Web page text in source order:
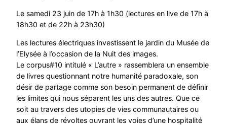
Le samedi 23 juin de 17h à 1h30 (lectures en live de 17h à
18h30 et de 22h à 23h30)
Les lectures électriques investissent le jardin du Musée de
l’Elysée à l’occasion de la Nuit des images.
Le corpus#10 intitulé « L’autre » rassemblera un ensemble
de livres questionnant notre humanité paradoxale, son
désir de partage comme son besoin permanent de définir
les limites qui nous séparent les uns des autres. Que ce
soit au travers des utopies de vies communautaires ou
aux élans de révoltes ouvrant les voies d’une hospitalité